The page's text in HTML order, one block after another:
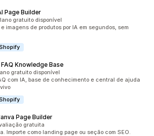
Page Builder
ao todo
gratuito disponível
imagens de produtos por IA em segundos, sem
Knowledge Base
ao todo
gratuito disponível
com IA, base de conhecimento e central de ajuda
Page Builder
ao todogratuita
Importe como landing page ou seção com SEO.